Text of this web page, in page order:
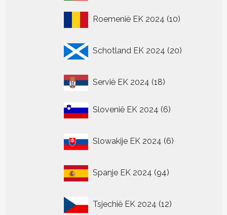
Roemenië EK 2024 1010
Schotland EK 2024 20
producten
Servië EK 2024 1818
Slovenië EK 2024 66
Slowakije EK 2024 6
producten
Spanje EK 2024 9494
Tsjechië EK 2024 12
producten